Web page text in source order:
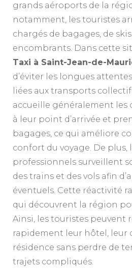
grands aéroports de la
notamment, les touristes
chargés de bagages, de
encombrants. Dans cette
Taxi à Saint-Jean-de-
d’éviter les longues
liées aux transports
accueille généralement
à leur point d’arrivée et
bagages, ce qui améliore
confort du voyage. De plus,
professionnels surveillent
des trains et des vols afin
éventuels. Cette réactivité
qui découvrent la région
Ainsi, les touristes peuvent
rapidement leur hôtel, leur
résidence sans perdre de
trajets compliqués.